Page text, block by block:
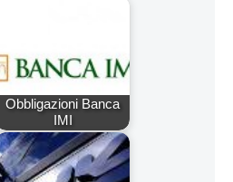
Obbligazioni Banca
IMI